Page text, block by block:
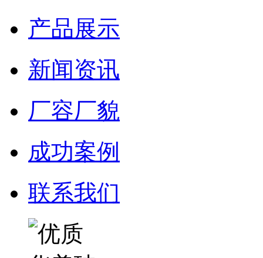
产品展示
新闻资讯
厂容厂貌
成功案例
联系我们